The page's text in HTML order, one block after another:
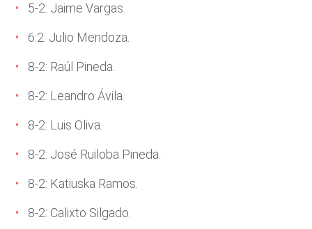
5-2: Jaime Vargas.
6:2: Julio Mendoza.
8-2: Raúl Pineda.
8-2: Leandro Ávila.
8-2: Luis Oliva.
8-2: José Ruiloba Pineda.
8-2: Katiuska Ramos.
8-2: Calixto Silgado.